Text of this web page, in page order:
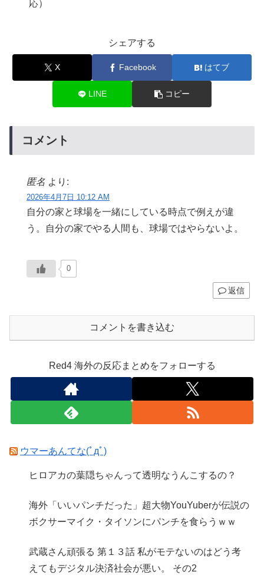
応）
シェアする
X Facebook はてブ
LINE コピー
コメント
匿名 より:
2026年4月7日 10:12 AM
自分の家と球場を一緒にしている時点で例えが違
う。自分の家でやる人間も、球場ではやらないよ。
0
返信
コメントを書き込む
Red4 海外の反応まとめをフォローする
ウマーあんてな(ﾟдﾟ)
ヒロアカの葉隠ちゃんって透明なうんこするの？
海外「いいパンチだった」超大物YouYuberが伝説の
ボクサーマイク・タイソンにパンチを食らうｗｗ
武蔵さん頑張る 第１３話 私がモテないのはどう考
えてもデジタル決済社会が悪い。 その2